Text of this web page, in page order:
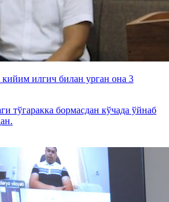
илгич билан урган она 3
тўгаракка бормасдан кўчада ўйнаб